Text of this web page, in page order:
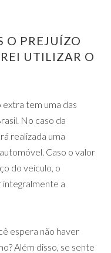
O PREJUÍZO
UTILIZAR O
tem uma das
No caso da
realizada uma
Caso o valor
do veículo, o
a
espera não haver
Além disso, se sente